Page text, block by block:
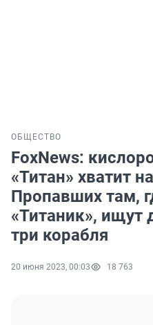
ОБЩЕСТВО
FoxNews:
«Титан» хватит
Пропавших там,
«Титаник», ищут
три корабля
20 июня 2023, 00:03 18 763